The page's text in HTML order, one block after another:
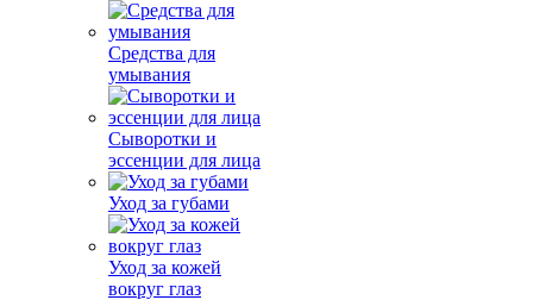
Средства для
умывания
Сыворотки и
эссенции для лица
Уход за губами
Уход за кожей
вокруг глаз